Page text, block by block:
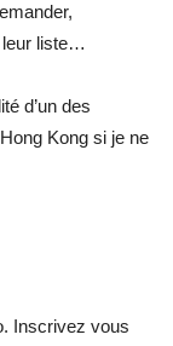
leur liste…
d’un des
Kong si je ne
Inscrivez vous